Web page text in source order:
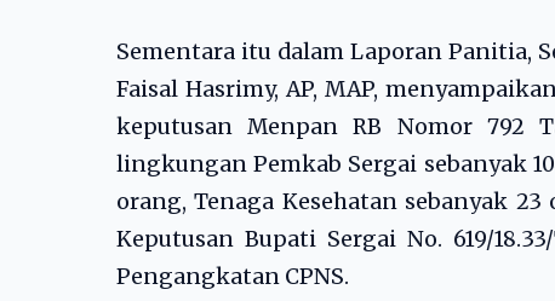
Sementara itu dalam Laporan Panitia,
Faisal Hasrimy, AP, MAP,
keputusan Menpan RB Nomor 792
lingkungan Pemkab Sergai sebanyak
orang, Tenaga Kesehatan sebanyak
Keputusan Bupati Sergai No. 619/
Pengangkatan CPNS.